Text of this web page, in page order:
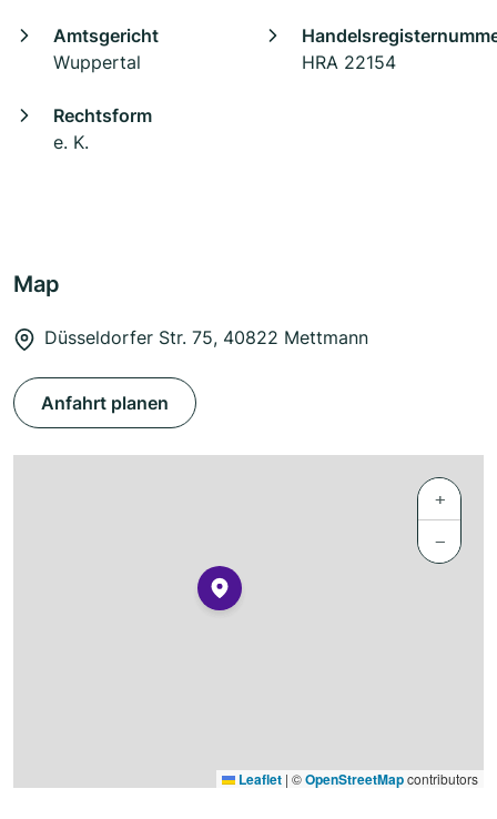
Amtsgericht
Wuppertal
HRA 22154
Rechtsform
e. K.
Map
Düsseldorfer Str. 75, 40822 Mettmann
Anfahrt planen
+
−
Leaflet | ©OpenStreetMapcontributors